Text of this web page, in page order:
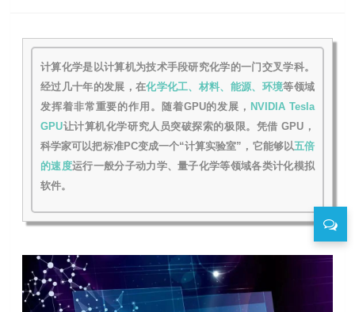
计算化学是以计算机为技术手段研究化学的一门交叉学科。
经过几十年的发展，在化学化工、材料、能源、环境等领域
发挥着非常重要的作用。随着GPU的发展， NVIDIA Tesla
GPU让计算机化学研究人员突破探索的极限。凭借 GPU，
科学家可以把标准PC变成一个“计算实验室”，它能够以五倍
的速度运行一般分子动力学、量子化学等领域各类计化模拟
软件。